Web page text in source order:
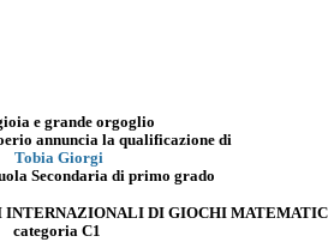
e grande orgoglio
annuncia la qualificazione di
Tobia Giorgi
Secondaria di primo grado
INTERNAZIONALI DI GIOCHI
categoria C1